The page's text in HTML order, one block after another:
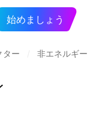
始めましょう
ター 非エネルギー